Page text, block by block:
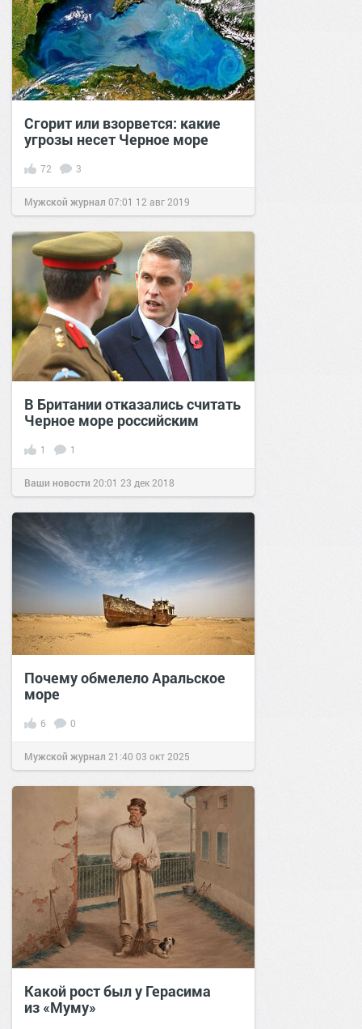
Сгорит или взорвется: какие
угрозы несет Черное море
72 3
Мужской журнал 07:01 12 авг 2019
В Британии отказались считать
Черное море российским
1 1
Ваши новости 20:01 23 дек 2018
Почему обмелело Аральское
море
6 0
Мужской журнал 21:40 03 окт 2025
Какой рост был у Герасима
из «Муму»